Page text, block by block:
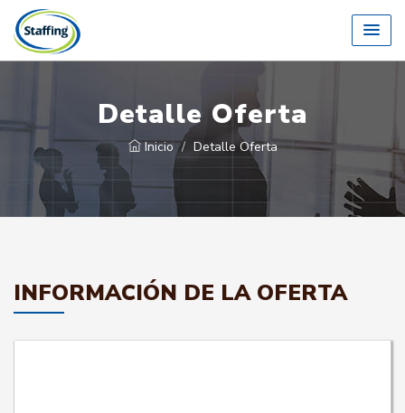
Detalle Oferta
Inicio Detalle Oferta
INFORMACIÓN DE LA OFERTA